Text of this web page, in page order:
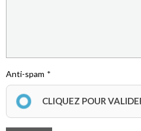
Anti-spam
CLIQUEZ POUR